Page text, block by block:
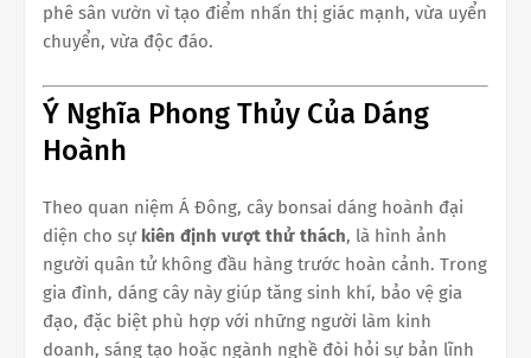
phê sân vườn vì tạo điểm nhấn thị giác mạnh, vừa uyển
chuyển, vừa độc đáo.
Ý Nghĩa Phong Thủy Của Dáng
Hoành
Theo quan niệm Á Đông, cây bonsai dáng hoành đại
diện cho sự kiên định vượt thử thách, là hình ảnh
người quân tử không đầu hàng trước hoàn cảnh. Trong
gia đình, dáng cây này giúp tăng sinh khí, bảo vệ gia
đạo, đặc biệt phù hợp với những người làm kinh
doanh, sáng tạo hoặc ngành nghề đòi hỏi sự bản lĩnh